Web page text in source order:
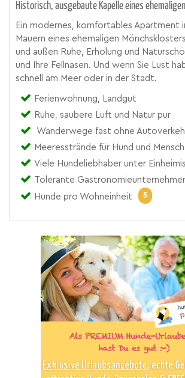
Historisch, ausgebaute Kapelle eines
Ein modernes, komfortables Apartment
Mauern eines ehemaligen
und außen Ruhe, Erholung und
und Ihre Fellnasen. Und wenn Sie Lust
schnell am Meer oder in der Stadt.
Ferienwohnung, Landgut
Ruhe, saubere Luft und Natur pur
Wanderwege fast ohne
Meeresstrände für Hund und Mensch
Viele Hundeliebhaber unter
Tolerante
Hunde pro Wohneinheit
5